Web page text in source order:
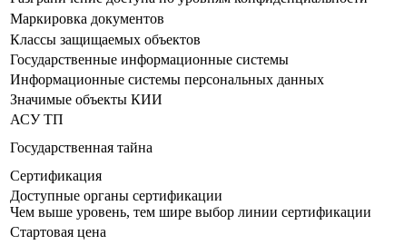
Маркировка документов
Классы защищаемых объектов
Государственные информационные системы
Информационные системы персональных данных
Значимые объекты КИИ
АСУ ТП
Государственная тайна
Сертификация
Доступные органы сертификации
Чем выше уровень, тем шире выбор линии сертификации
Стартовая цена